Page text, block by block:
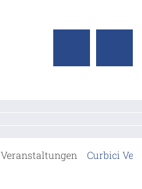
Veranstaltungen Curbici